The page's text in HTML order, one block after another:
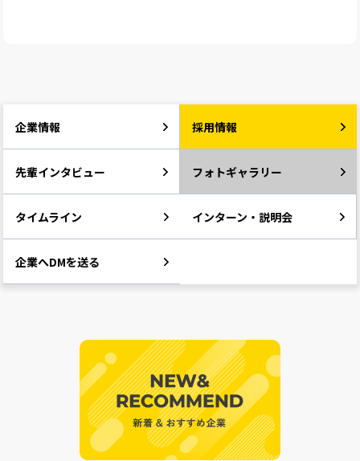
企業情報 採用情報
先輩インタビュー フォトギャラリー
タイムライン インターン・説明会
企業へDMを送る